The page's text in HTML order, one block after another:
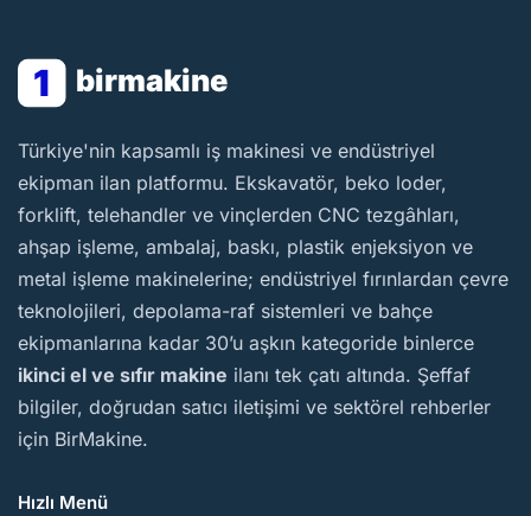
1 birmakine
BirMakine
Türkiye'nin kapsamlı iş makinesi ve endüstriyel
ekipman ilan platformu. Ekskavatör, beko loder,
forklift, telehandler ve vinçlerden CNC tezgâhları,
ahşap işleme, ambalaj, baskı, plastik enjeksiyon ve
metal işleme makinelerine; endüstriyel fırınlardan çevre
teknolojileri, depolama-raf sistemleri ve bahçe
ekipmanlarına kadar 30’u aşkın kategoride binlerce
ikinci el ve sıfır makine ilanı tek çatı altında. Şeffaf
bilgiler, doğrudan satıcı iletişimi ve sektörel rehberler
için BirMakine.
Hızlı Menü